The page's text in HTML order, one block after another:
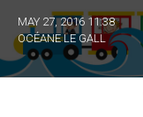
MAY 27, 2016 11:38
OCÉANE LE GALL